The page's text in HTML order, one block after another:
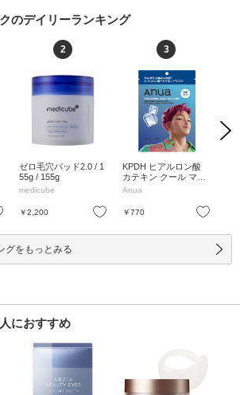
のデイリーランキング
お気に入り
2
ゼロ毛穴パッド2.0 / 1
55g / 155g
medicube
￥2,200 お気に入り
3
KPDH ヒアルロン酸
カテキン クール マス
ク / 7枚入り / 7枚入り
Anua
￥770
Next
グをもっとみる
におすすめ